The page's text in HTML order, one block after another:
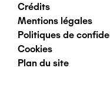
Pied
de
page
Crédits
Mentions légales
Politiques de
Cookies
Plan du site